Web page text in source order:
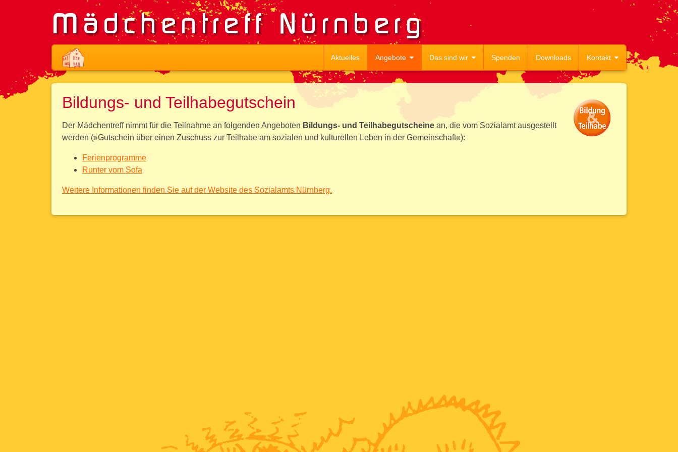
Aktuelles Angebote Das sind wir Spenden Downloads Kontakt
Bildungs- und Teilhabegutschein
Der Mädchentreff nimmt für die Teilnahme an folgenden Angeboten Bildungs- und Teilhabegutscheine an, die vom Sozialamt ausgestellt
werden (»Gutschein über einen Zuschuss zur Teilhabe am sozialen und kulturellen Leben in der Gemeinschaft«):
Ferienprogramme
Runter vom Sofa
Weitere Informationen finden Sie auf der Website des Sozialamts Nürnberg.